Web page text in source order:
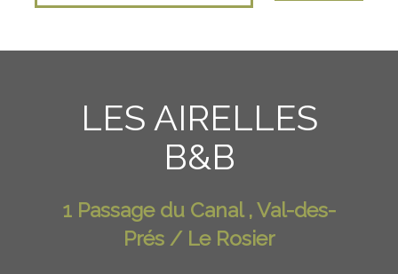
LES AIRELLES
B&B
1 Passage du Canal , Val-des-
Prés / Le Rosier